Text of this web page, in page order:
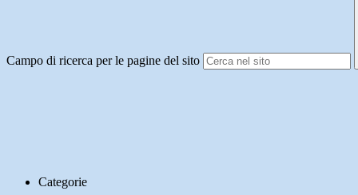
Campo di ricerca per le pagine del sito
Categorie